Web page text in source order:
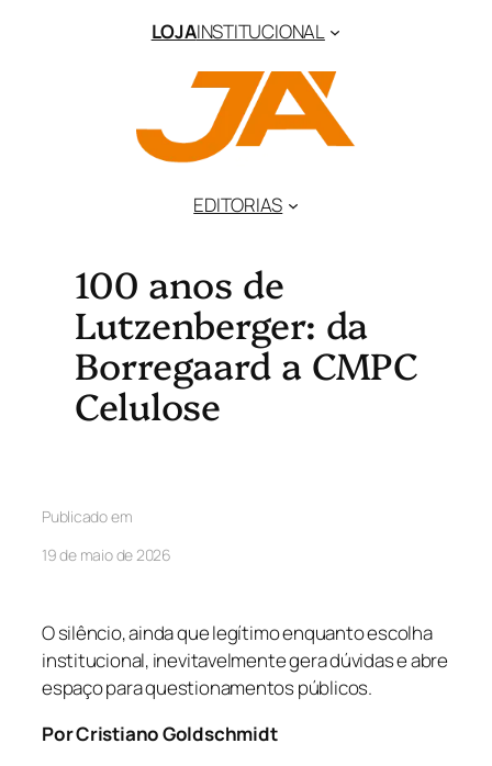
LOJAINSTITUCIONAL
EDITORIAS
100 anos de
Lutzenberger: da
Borregaard a CMPC
Celulose
Publicado em
19 de maio de 2026
O silêncio, ainda que legítimo enquanto escolha
institucional, inevitavelmente gera dúvidas e abre
espaço para questionamentos públicos.
Por Cristiano Goldschmidt